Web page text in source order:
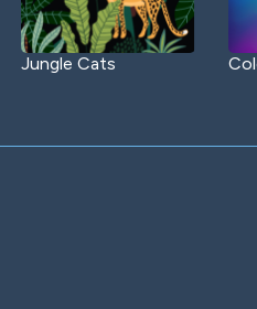
Jungle Cats